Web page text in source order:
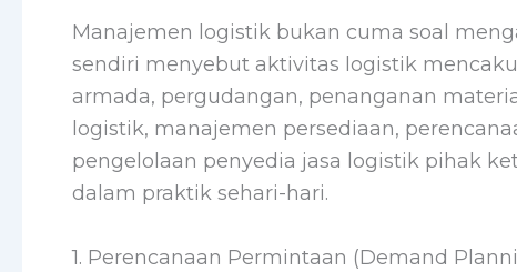
Manajemen logistik bukan cuma soal
sendiri menyebut aktivitas logistik
armada, pergudangan, penanganan
logistik, manajemen persediaan,
pengelolaan penyedia jasa logistik pihak
dalam praktik sehari-hari.
1. Perencanaan Permintaan (Demand